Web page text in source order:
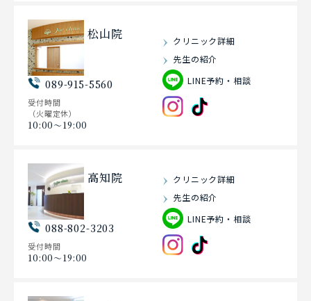
松山院
089-915-5560
受付時間
（火曜定休）
10:00〜19:00
クリニック詳細
先生の紹介
LINE予約・相談
高知院
088-802-3203
受付時間
10:00〜19:00
クリニック詳細
先生の紹介
LINE予約・相談